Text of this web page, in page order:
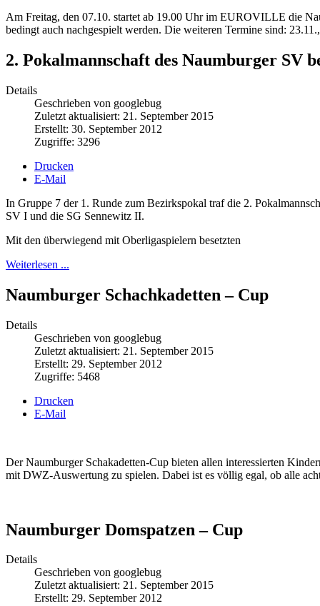
Am Freitag, den 07.10. startet ab 19.00 Uhr im EUROVILLE die
bedingt auch nachgespielt werden. Die weiteren Termine sind:
2. Pokalmannschaft des Naumburger SV
Details
Geschrieben von googlebug
Zuletzt aktualisiert: 21. September 2015
Erstellt: 30. September 2012
Zugriffe: 3296
Drucken
E-Mail
In Gruppe 7 der 1. Runde zum Bezirkspokal traf die 2.
SV I und die SG Sennewitz II.
Mit den überwiegend mit Oberligaspielern besetzten
Weiterlesen ...
Naumburger Schachkadetten – Cup
Details
Geschrieben von googlebug
Zuletzt aktualisiert: 21. September 2015
Erstellt: 29. September 2012
Zugriffe: 5468
Drucken
E-Mail
Der Naumburger Schakadetten-Cup bieten allen interessierten
mit DWZ-Auswertung zu spielen. Dabei ist es völlig egal, ob alle
Naumburger Domspatzen – Cup
Details
Geschrieben von googlebug
Zuletzt aktualisiert: 21. September 2015
Erstellt: 29. September 2012